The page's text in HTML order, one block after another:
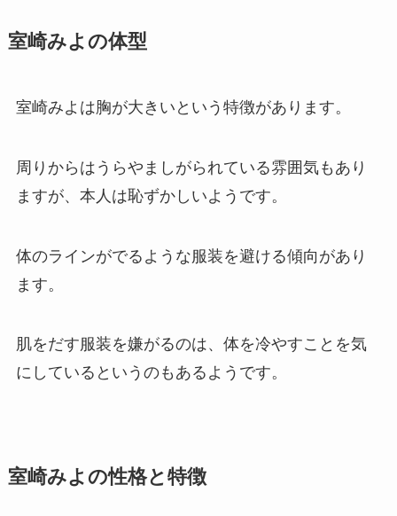
室崎みよの体型
室崎みよは胸が大きいという特徴があります。
周りからはうらやましがられている雰囲気もあり
ますが、本人は恥ずかしいようです。
体のラインがでるような服装を避ける傾向があり
ます。
肌をだす服装を嫌がるのは、体を冷やすことを気
にしているというのもあるようです。
室崎みよの性格と特徴